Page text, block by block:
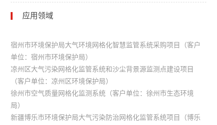
应用领域
宿州市环境保护局大气环境网格化智慧监管系统采购项目（客户
单位：宿州市环境保护局）
凉州区大气污染网格化监管系统和沙尘背景源监测点建设项目
（客户单位：凉州区环境保护局）
徐州市空气质量网格化监测系统（客户单位：徐州市生态环境
局）
新疆博乐市环境保护局大气污染防治网格化监管系统项目（博乐